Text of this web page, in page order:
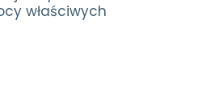
właściwych